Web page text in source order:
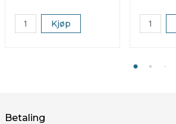
Kjøp
Betaling